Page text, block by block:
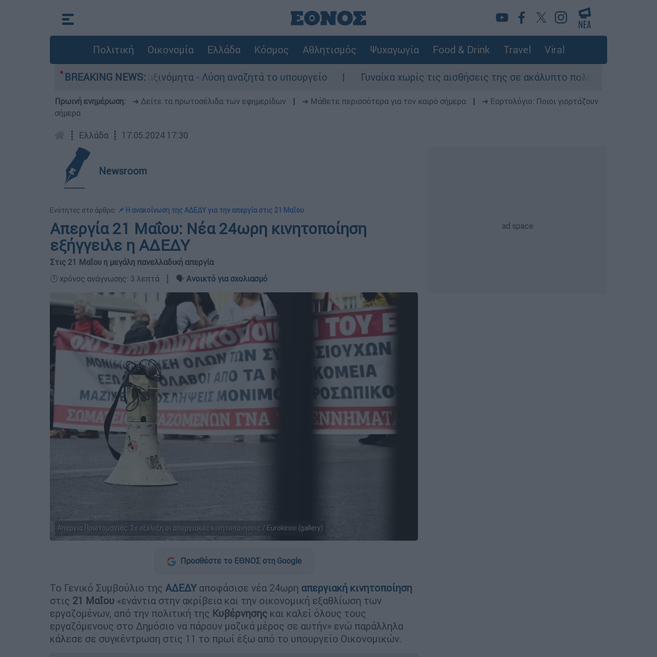
Πολιτική Οικονομία Ελλάδα Κόσμος Αθλητισμός Ψυχαγωγία Food & Drink Travel Viral
BREAKING NEWS:
παραμένουν αταξινόμητα - Λύση αναζητά το υπουργείο Γυναίκα χωρίς τις αισθήσεις της σε ακάλυπτο πολυκατοικίας στη
Πρωινή ενημέρωση: ➔ Δείτε τα πρωτοσέλιδα των εφημερίδων ➔ Μάθετε περισσότερα για τον καιρό σήμερα
➔ Εορτολόγιο: Ποιοι γιορτάζουν
σήμερα
┋ Ελλάδα ┋ 17.05.2024 17:30
Newsroom
Ενότητες στο άρθρο: 📌 Η ανακοίνωση της ΑΔΕΔΥ για την απεργία στις 21 Μαΐου
Απεργία 21 Μαΐου: Νέα 24ωρη κινητοποίηση
εξήγγειλε η ΑΔΕΔΥ
Στις 21 Μαΐου η μεγάλη πανελλαδική απεργία
🕛 χρόνος ανάγνωσης: 3 λεπτά ┋ 🗣️ Ανοικτό για σχολιασμό
Απεργία Πρωτομαγιάς: Σε εξέλιξη οι απεργιακές κινητοποιήσεις / Eurokinisi (gallery)
Προσθέστε το ΕΘΝΟΣ στη Google
Το Γενικό Συμβούλιο της ΑΔΕΔΥ αποφάσισε νέα 24ωρη απεργιακή κινητοποίηση
στις 21 Μαΐου «ενάντια στην ακρίβεια και την οικονομική εξαθλίωση των
εργαζομένων, από την πολιτική της Κυβέρνησης και καλεί όλους τους
εργαζόμενους στο Δημόσιο να πάρουν μαζικά μέρος σε αυτήν» ενώ παράλληλα
κάλεσε σε συγκέντρωση στις 11 το πρωί έξω από το υπουργείο Οικονομικών.